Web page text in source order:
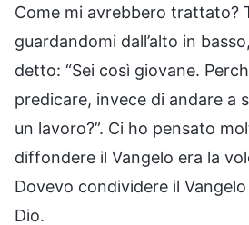
Come mi avrebbero trattato?
guardandomi dall’alto in
detto: “Sei così giovane.
predicare, invece di andare a
un lavoro?”. Ci ho pensato
diffondere il Vangelo era la
Dovevo condividere il
Dio.